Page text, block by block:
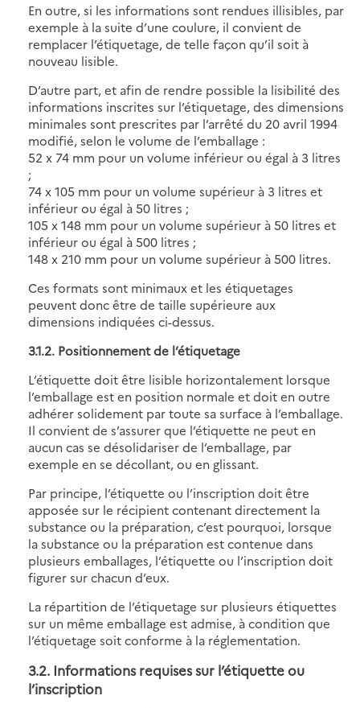
En outre, si les informations sont rendues illisibles, par
exemple à la suite d’une coulure, il convient de
remplacer l’étiquetage, de telle façon qu’il soit à
nouveau lisible.
D’autre part, et afin de rendre possible la lisibilité des
informations inscrites sur l’étiquetage, des dimensions
minimales sont prescrites par l’arrêté du 20 avril 1994
modifié, selon le volume de l’emballage :
52 x 74 mm pour un volume inférieur ou égal à 3 litres
;
74 x 105 mm pour un volume supérieur à 3 litres et
inférieur ou égal à 50 litres ;
105 x 148 mm pour un volume supérieur à 50 litres et
inférieur ou égal à 500 litres ;
148 x 210 mm pour un volume supérieur à 500 litres.
Ces formats sont minimaux et les étiquetages
peuvent donc être de taille supérieure aux
dimensions indiquées ci-dessus.
3.1.2. Positionnement de l’étiquetage
L’étiquette doit être lisible horizontalement lorsque
l’emballage est en position normale et doit en outre
adhérer solidement par toute sa surface à l’emballage.
Il convient de s’assurer que l’étiquette ne peut en
aucun cas se désolidariser de l’emballage, par
exemple en se décollant, ou en glissant.
Par principe, l’étiquette ou l’inscription doit être
apposée sur le récipient contenant directement la
substance ou la préparation, c’est pourquoi, lorsque
la substance ou la préparation est contenue dans
plusieurs emballages, l’étiquette ou l’inscription doit
figurer sur chacun d’eux.
La répartition de l’étiquetage sur plusieurs étiquettes
sur un même emballage est admise, à condition que
l’étiquetage soit conforme à la réglementation.
3.2. Informations requises sur l’étiquette ou
l’inscription